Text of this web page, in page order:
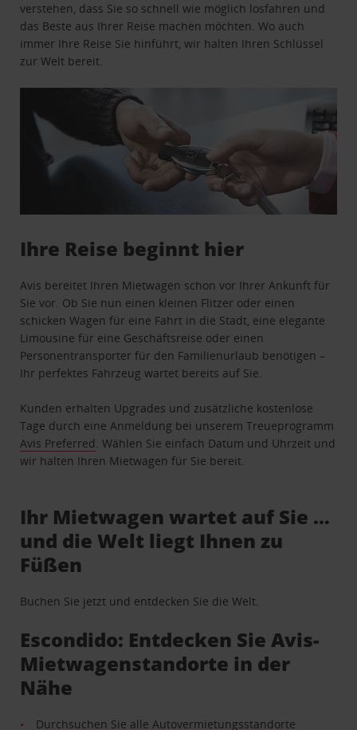
verstehen, dass Sie so schnell wie möglich losfahren und
das Beste aus Ihrer Reise machen möchten. Wo auch
immer Ihre Reise Sie hinführt, wir halten Ihren Schlüssel
zur Welt bereit.
Ihre Reise beginnt hier
Avis bereitet Ihren Mietwagen schon vor Ihrer Ankunft für
Sie vor. Ob Sie nun einen kleinen Flitzer oder einen
schicken Wagen für eine Fahrt in die Stadt, eine elegante
Limousine für eine Geschäftsreise oder einen
Personentransporter für den Familienurlaub benötigen –
Ihr perfektes Fahrzeug wartet bereits auf Sie.
Kunden erhalten Upgrades und zusätzliche kostenlose
Tage durch eine Anmeldung bei unserem Treueprogramm
Avis Preferred . Wählen Sie einfach Datum und Uhrzeit und
wir halten Ihren Mietwagen für Sie bereit.
Ihr Mietwagen wartet auf Sie …
und die Welt liegt Ihnen zu
Füßen
Buchen Sie jetzt und entdecken Sie die Welt.
Escondido: Entdecken Sie Avis-
Mietwagenstandorte in der
Nähe
Durchsuchen Sie alle Autovermietungsstandorte